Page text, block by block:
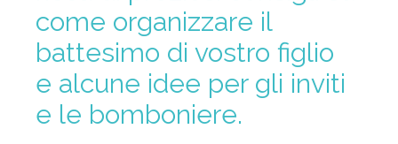
come organizzare il
battesimo di vostro figlio
e alcune idee per gli inviti
e le bomboniere.